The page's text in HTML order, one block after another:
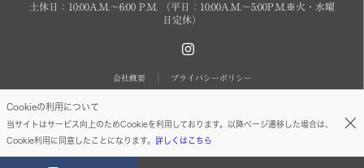
Cookieの利用について
当サイトはサービス向上のためCookieを利用しております。以降ページ遷移した場合は、
Cookie利用に同意したことになります。 詳しくはこちら
土休日：10:00A.M.〜6:00 P.M. （平日：10:00A.M.～5:00P.M.※火・水曜
日定休）
会社概要 プライバシーポリシー
Copyright © SEIBU PRINCE HOTELS WORLDWIDE INC. All rights reserved.